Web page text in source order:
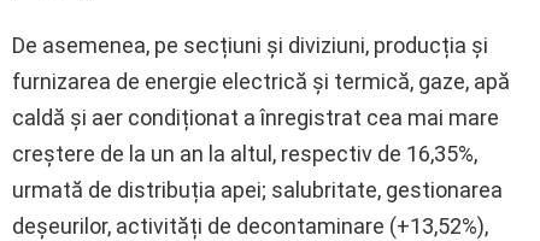
De asemenea, pe secțiuni și diviziuni, producția și
furnizarea de energie electrică și termică, gaze, apă
caldă și aer condiționat a înregistrat cea mai mare
creștere de la un an la altul, respectiv de 16,35%,
urmată de distribuția apei; salubritate, gestionarea
deșeurilor, activități de decontaminare (+13,52%),